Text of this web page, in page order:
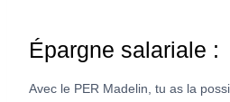
Épargne salariale :
Avec le PER Madelin, tu as la